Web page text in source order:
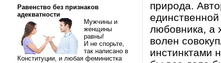
Равенство без признаков
адекватности
Мужчины и
женщины
равны!
И не спорьте,
так написано в
Конституции, и любая феминистка
природа.
любовника, а
волен
инстинктами